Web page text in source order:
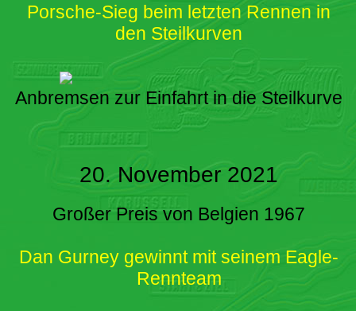
Porsche-Sieg beim letzten Rennen in
den Steilkurven
Anbremsen zur Einfahrt in die Steilkurve
20. November 2021
Großer Preis von Belgien 1967
Dan Gurney gewinnt mit seinem Eagle-
Rennteam